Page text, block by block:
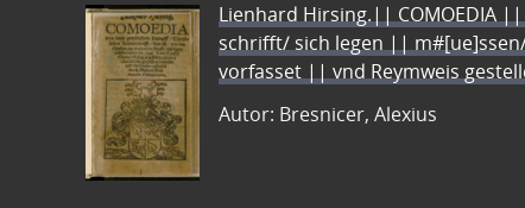
Lienhard Hirsing.|| COMOEDIA
schrifft/ sich legen ||
vorfasset || vnd Reymweis
Autor: Bresnicer, Alexius